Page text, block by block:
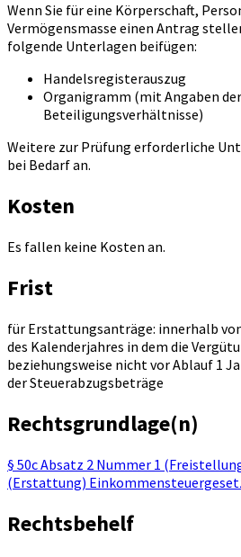
Wenn Sie für eine Körperschaft,
Vermögensmasse einen Antrag
folgende Unterlagen beifügen:
Handelsregisterauszug
Organigramm (mit Angaben
Beteiligungsverhältnisse)
Weitere zur Prüfung erforderliche
bei Bedarf an.
Kosten
Es fallen keine Kosten an.
Frist
für Erstattungsanträge: innerhalb
des Kalenderjahres in dem die
beziehungsweise nicht vor Ablauf 1
der Steuerabzugsbeträge
Rechtsgrundlage(n)
§ 50c Absatz 2 Nummer 1
(Erstattung)
Rechtsbehelf